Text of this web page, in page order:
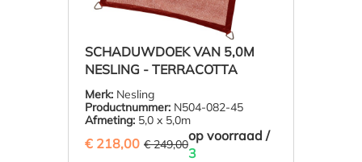
SCHADUWDOEK VAN 5,0M
NESLING - TERRACOTTA
Merk: Nesling
Productnummer: N504-082-45
Afmeting: 5,0 x 5,0m
€ 218,00 € 249,00(12.45% BESPAARD)
op voorraad /
3